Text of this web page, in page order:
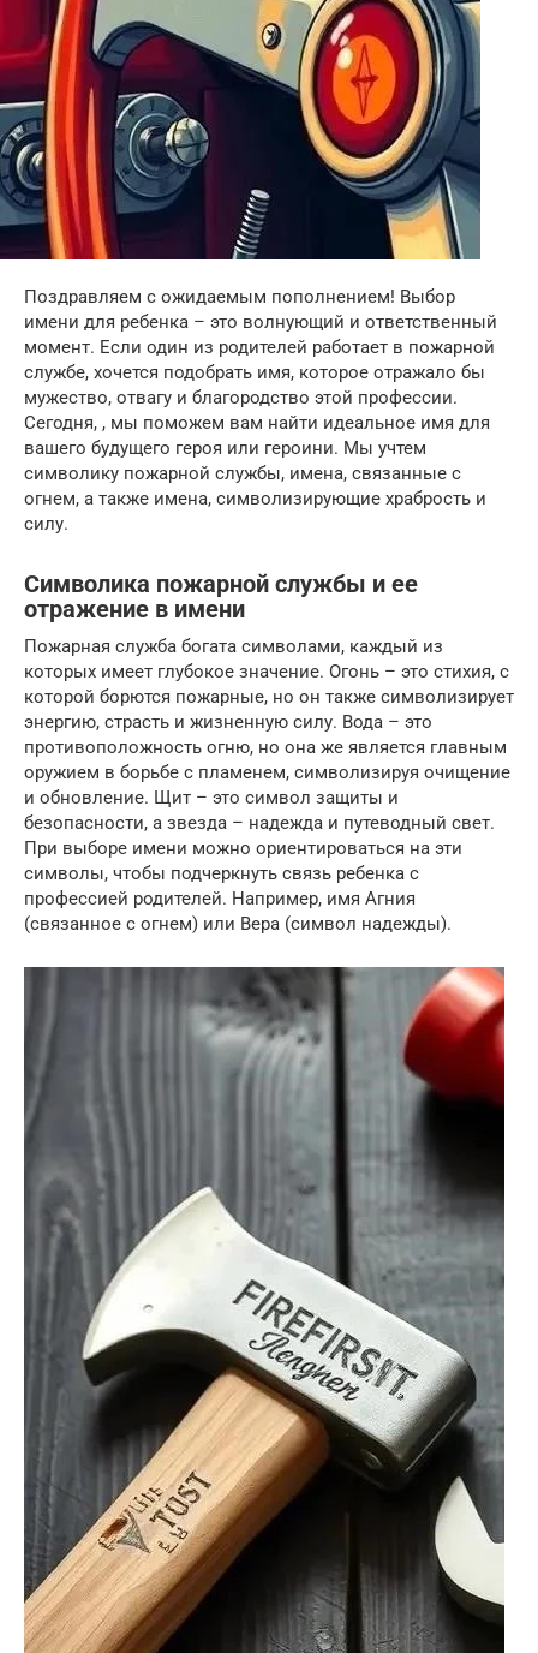
Поздравляем с ожидаемым пополнением! Выбор
имени для ребенка – это волнующий и ответственный
момент. Если один из родителей работает в пожарной
службе, хочется подобрать имя, которое отражало бы
мужество, отвагу и благородство этой профессии.
Сегодня, , мы поможем вам найти идеальное имя для
вашего будущего героя или героини. Мы учтем
символику пожарной службы, имена, связанные с
огнем, а также имена, символизирующие храбрость и
силу.
Символика пожарной службы и ее
отражение в имени
Пожарная служба богата символами, каждый из
которых имеет глубокое значение. Огонь – это стихия, с
которой борются пожарные, но он также символизирует
энергию, страсть и жизненную силу. Вода – это
противоположность огню, но она же является главным
оружием в борьбе с пламенем, символизируя очищение
и обновление. Щит – это символ защиты и
безопасности, а звезда – надежда и путеводный свет.
При выборе имени можно ориентироваться на эти
символы, чтобы подчеркнуть связь ребенка с
профессией родителей. Например, имя Агния
(связанное с огнем) или Вера (символ надежды).